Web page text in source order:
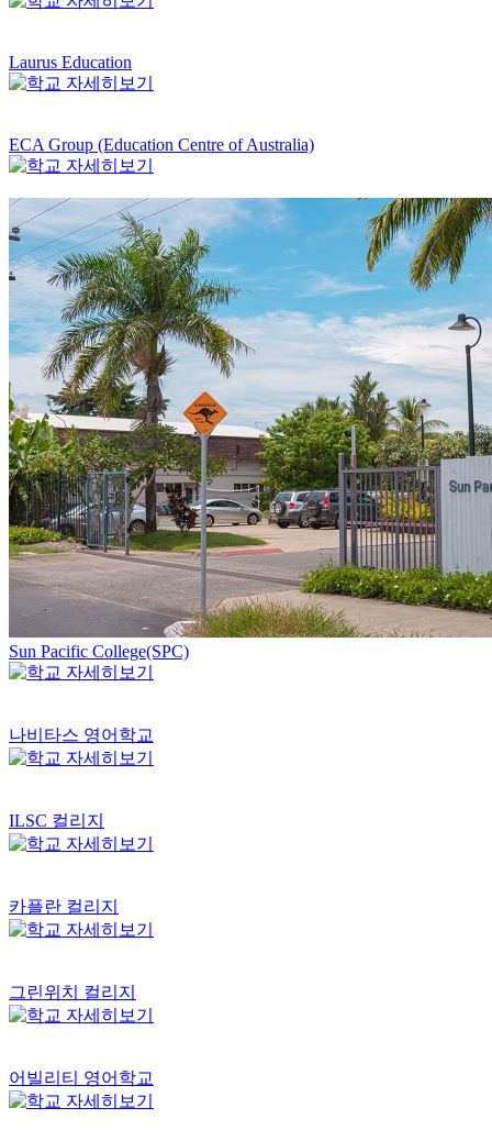
Laurus Education
ECA Group (Education Centre of Australia)
Sun Pacific College(SPC)
나비타스 영어학교
ILSC 컬리지
카플란 컬리지
그린위치 컬리지
어빌리티 영어학교